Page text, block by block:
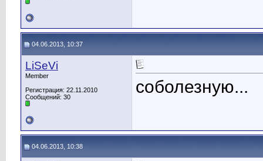
04.06.2013, 10:37
LiSeVi
Member
Регистрация: 22.11.2010
Сообщений: 30
соболезную...
04.06.2013, 10:38